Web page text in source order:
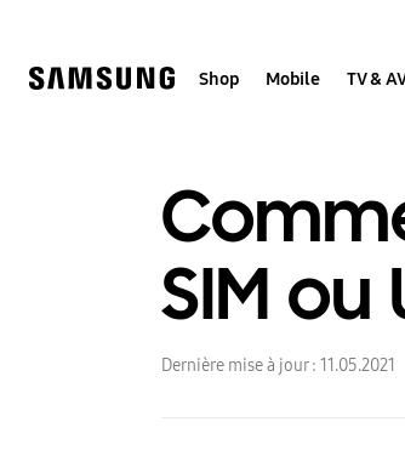
Shop Mobile TV &
SIM ou
Dernière mise à jour : 11.05.2021